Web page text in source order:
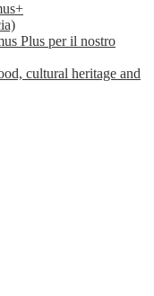
Plus per il nostro
cultural heritage and